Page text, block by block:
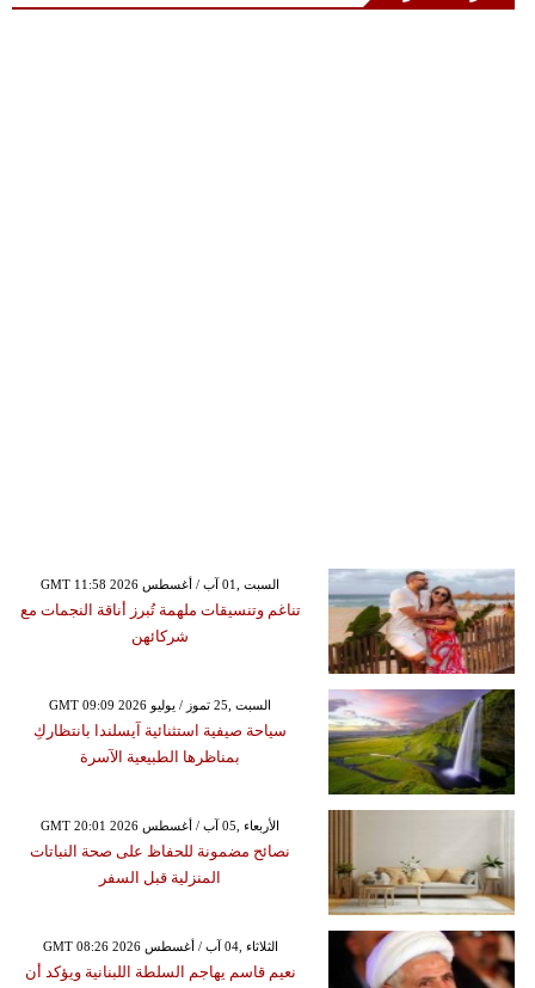
GMT 11:58 2026 السبت ,01 آب / أغسطس
تناغم وتنسيقات ملهمة تُبرز أناقة النجمات مع
شركائهن
GMT 09:09 2026 السبت ,25 تموز / يوليو
سياحة صيفية استثنائية آيسلندا بانتظاركِ
بمناظرها الطبيعية الآسرة
GMT 20:01 2026 الأربعاء ,05 آب / أغسطس
نصائح مضمونة للحفاظ على صحة النباتات
المنزلية قبل السفر
GMT 08:26 2026 الثلاثاء ,04 آب / أغسطس
نعيم قاسم يهاجم السلطة اللبنانية ويؤكد أن